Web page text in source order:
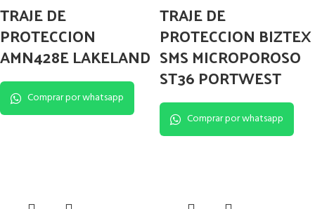
TRAJE DE
PROTECCION
AMN428E LAKELAND
Comprar por whatsapp
TRAJE DE
PROTECCION BIZTEX
SMS MICROPOROSO
ST36 PORTWEST
Comprar por whatsapp